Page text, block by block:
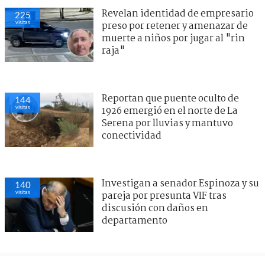
225
visitas
Revelan identidad de empresario
preso por retener y amenazar de
muerte a niños por jugar al "rin
raja"
144
visitas
Reportan que puente oculto de
1926 emergió en el norte de La
Serena por lluvias y mantuvo
conectividad
140
visitas
Investigan a senador Espinoza y su
pareja por presunta VIF tras
discusión con daños en
departamento